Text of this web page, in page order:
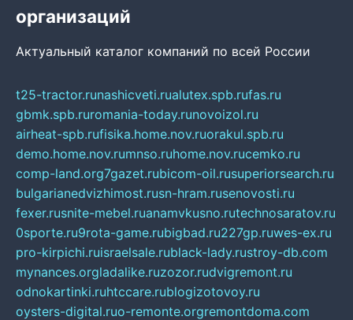
организаций
Актуальный каталог компаний по всей России
t25-tractor.runashicveti.rualutex.spb.rufas.ru
gbmk.spb.ruromania-today.runovoizol.ru
airheat-spb.rufisika.home.nov.ruorakul.spb.ru
demo.home.nov.rumnso.ruhome.nov.rucemko.ru
comp-land.org7gazet.rubicom-oil.rusuperiorsearch.ru
bulgarianedvizhimost.rusn-hram.rusenovosti.ru
fexer.rusnite-mebel.ruanamvkusno.rutechnosaratov.ru
0sporte.ru9rota-game.rubigbad.ru227gp.ruwes-ex.ru
pro-kirpichi.ruisraelsale.rublack-lady.rustroy-db.com
mynances.orgladalike.ruzozor.rudvigremont.ru
odnokartinki.ruhtccare.rublogizotovoy.ru
oysters-digital.ruo-remonte.orgremontdoma.com